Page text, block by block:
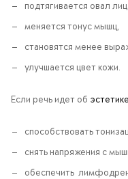
подтягивается овал
меняется тонус мышц,
становятся менее
улучшается цвет кожи.
Если речь идет об
способствовать
снять напряжения с
обеспечить